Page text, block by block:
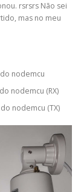
rsrsrs Não sei
mas no meu
nodemcu
nodemcu (RX)
nodemcu (TX)